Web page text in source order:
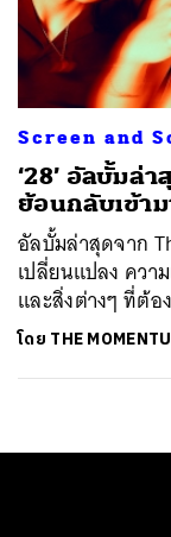
Screen and
‘28’ อัลบั้มล่
ย้อนกลับเข้าม
อัลบั้มล่าสุดจาก
เปลี่ยนแปลง ควา
และสิ่งต่างๆ ที่ต้อ
โดย THE
ค้นหา